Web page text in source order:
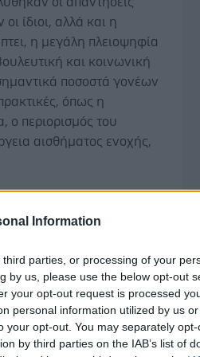
Information
parties, or processing of your
by us, please use the below opt-out
your opt-out request is processed
personal information utilized by us
your opt-out. You may separately
by third parties on the IAB’s list of
ίδιοι, αλλά και η
η μεγάλη πλειοψηφία
και κοινωνική
ποσοστά γονέων
όπως η
ο περιορισμός του
αισθήματος ενοχής,
Ανοικτό Πανεπιστήμιο
τηνΜαρία
στο Τμήμα
και διδάσκουσα